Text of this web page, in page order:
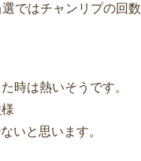
ではチャンリプの回数
時は熱いそうです。
様
いと思います。